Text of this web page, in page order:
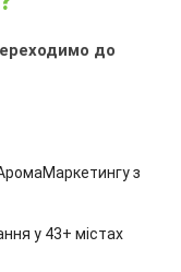
м'якої
до
з
у 43+ містах